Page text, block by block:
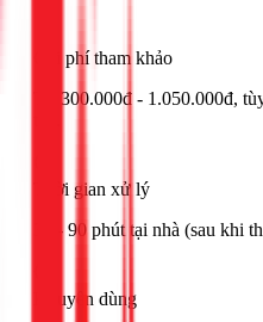
Chi phí tham khảo
Từ 300.000đ - 1.050.000đ,
Thời gian xử lý
30 - 90 phút tại nhà (sau khi
Khuyên dùng